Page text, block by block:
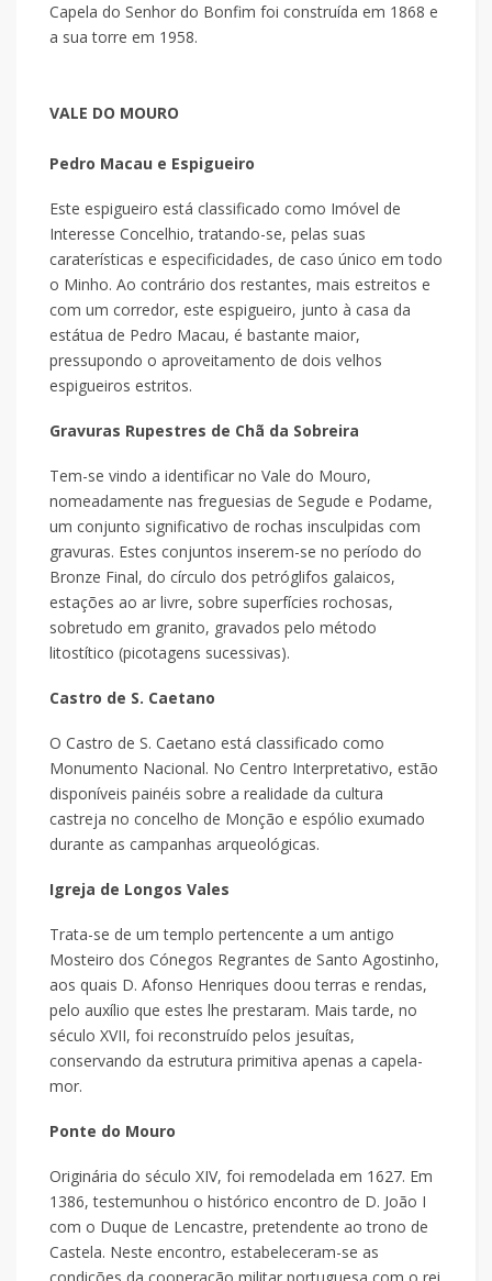
Capela do Senhor do Bonfim foi construída em 1868 e
a sua torre em 1958.
VALE DO MOURO
Pedro Macau e Espigueiro
Este espigueiro está classificado como Imóvel de
Interesse Concelhio, tratando-se, pelas suas
caraterísticas e especificidades, de caso único em todo
o Minho. Ao contrário dos restantes, mais estreitos e
com um corredor, este espigueiro, junto à casa da
estátua de Pedro Macau, é bastante maior,
pressupondo o aproveitamento de dois velhos
espigueiros estritos.
Gravuras Rupestres de Chã da Sobreira
Tem-se vindo a identificar no Vale do Mouro,
nomeadamente nas freguesias de Segude e Podame,
um conjunto significativo de rochas insculpidas com
gravuras. Estes conjuntos inserem-se no período do
Bronze Final, do círculo dos petróglifos galaicos,
estações ao ar livre, sobre superfícies rochosas,
sobretudo em granito, gravados pelo método
litostítico (picotagens sucessivas).
Castro de S. Caetano
O Castro de S. Caetano está classificado como
Monumento Nacional. No Centro Interpretativo, estão
disponíveis painéis sobre a realidade da cultura
castreja no concelho de Monção e espólio exumado
durante as campanhas arqueológicas.
Igreja de Longos Vales
Trata-se de um templo pertencente a um antigo
Mosteiro dos Cónegos Regrantes de Santo Agostinho,
aos quais D. Afonso Henriques doou terras e rendas,
pelo auxílio que estes lhe prestaram. Mais tarde, no
século XVII, foi reconstruído pelos jesuítas,
conservando da estrutura primitiva apenas a capela-
mor.
Ponte do Mouro
Originária do século XIV, foi remodelada em 1627. Em
1386, testemunhou o histórico encontro de D. João I
com o Duque de Lencastre, pretendente ao trono de
Castela. Neste encontro, estabeleceram-se as